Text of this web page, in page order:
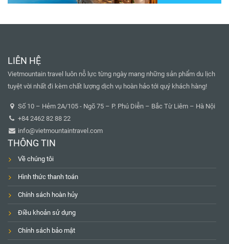
LIÊN HỆ
Vietmountain travel luôn nỗ lực từng ngày mang những sản phẩm du lịch
tuyệt vời nhất đi kèm chất lượng dịch vụ hoàn hảo tới quý khách hàng!
Số 10 – Hẻm 2A/105 - Ngõ 75 – P. Phú Diễn – Bắc Từ Liêm – Hà Nội
+84 2462 82 88 22
info@vietmountaintravel.com
THÔNG TIN
Về chúng tôi
Hình thức thanh toán
Chính sách hoàn hủy
Điều khoản sử dụng
Chính sách bảo mật